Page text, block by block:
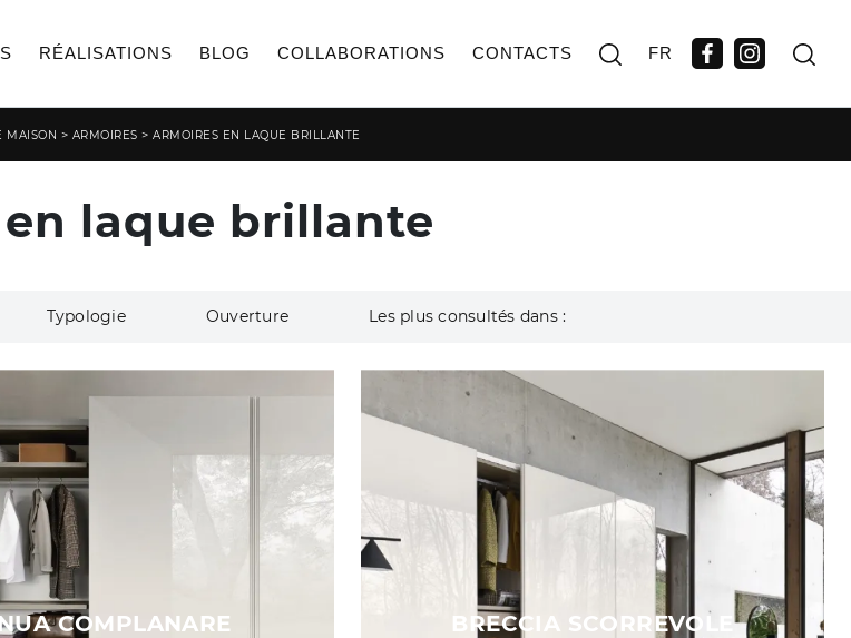
RÉALISATIONS BLOG COLLABORATIONS CONTACTS FR
MAISON > ARMOIRES > ARMOIRES EN LAQUE BRILLANTE
laque brillante
Typologie Ouverture Les plus consultés dans :
COMPLANARE BRECCIA SCORREVOLE